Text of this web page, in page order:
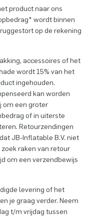
product naar ons
wordt binnen
op de rekening
accessoires of het
wordt 15% van het
ingehouden.
kan worden
om een groter
of in uiterste
Retourzendingen
JB-Inflatable B.V. niet
raken van retour
om een verzendbewijs
levering of het
je graag verder. Neem
t/m vrijdag tussen